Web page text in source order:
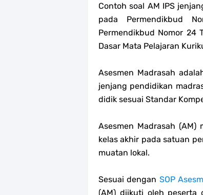
Soal OMI Ekonomi
Soal OMI KIMIA
Contoh soal AM IPS
pada Permendikbud
Permendikbud Nomor 24
Dasar Mata Pelajaran
Asesmen Madrasah
jenjang pendidikan
didik sesuai Standar
Asesmen Madrasah
kelas akhir pada satuan
muatan lokal.
Sesuai dengan SOP
(AM) diikuti oleh peserta